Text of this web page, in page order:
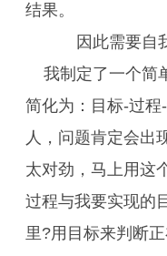
结果。
因此需要自我
我制定了一个简
简化为：目标-过
人，问题肯定会出
太对劲，马上用这
过程与我要实现的
里?用目标来判断